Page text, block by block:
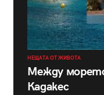
НЕЩАТА ОТ ЖИВОТА
Между
Кадакес